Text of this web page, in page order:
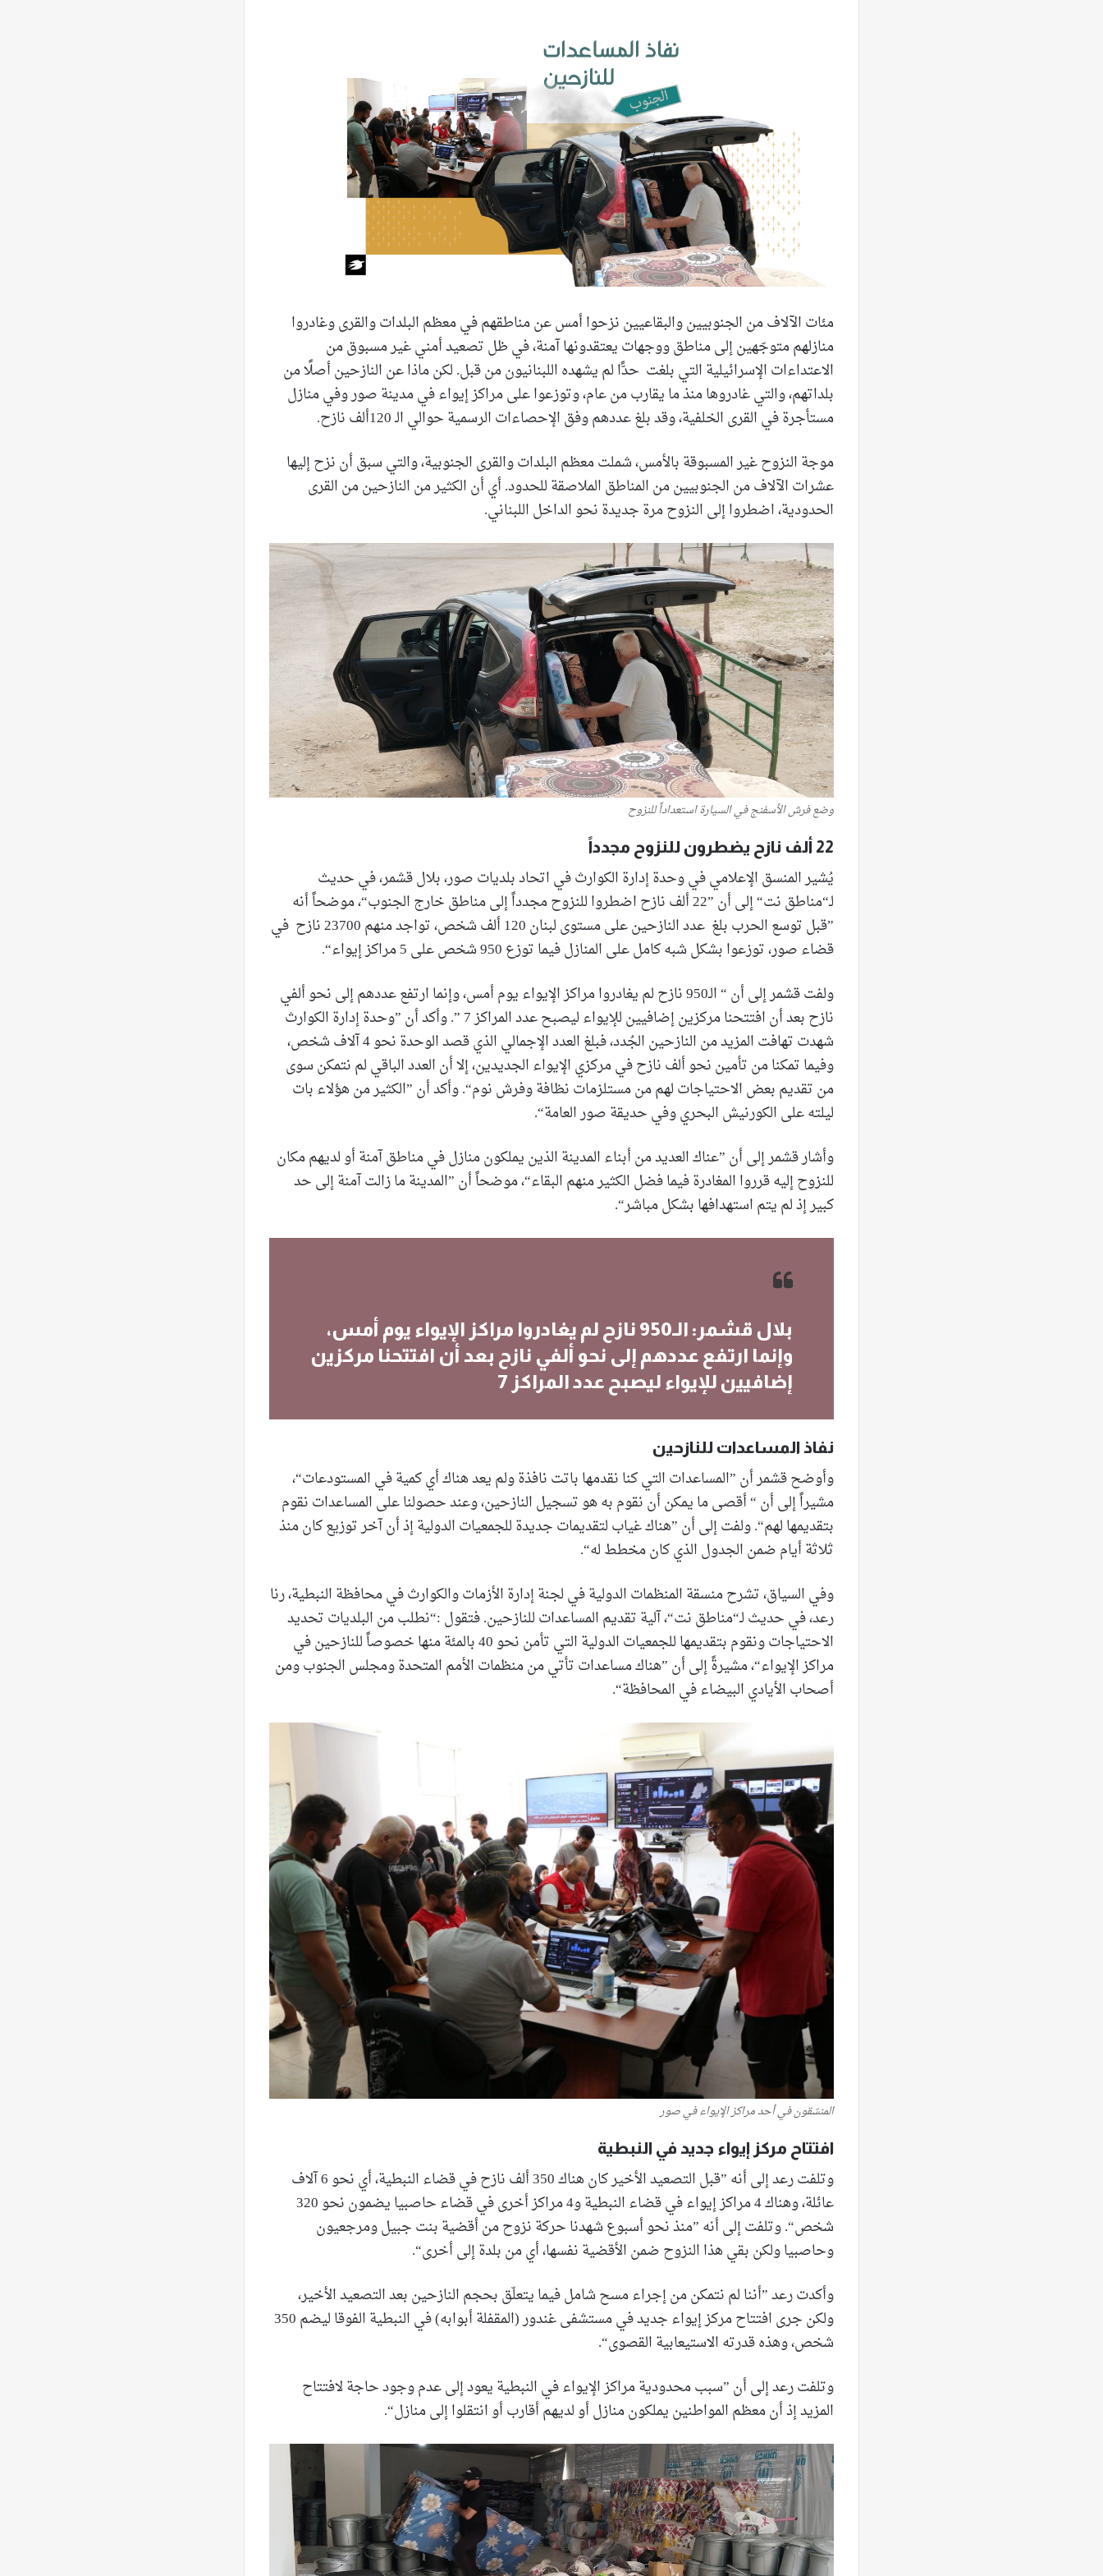
مئات الآلاف من الجنوبيين والبقاعيين نزحوا أمس عن مناطقهم في معظم البلدات والقرى وغادروا
منازلهم متوجّهين إلى مناطق ووجهات يعتقدونها آمنة، في ظل تصعيد أمني غير مسبوق من
الاعتداءات الإسرائيلية التي بلغت حدًّا لم يشهده اللبنانيون من قبل. لكن ماذا عن النازحين أصلًا من
بلداتهم، والتي غادروها منذ ما يقارب من عام، وتوزعوا على مراكز إيواء في مدينة صور وفي منازل
مستأجرة في القرى الخلفية، وقد بلغ عددهم وفق الإحصاءات الرسمية حوالي الـ 120ألف نازح.
موجة النزوح غير المسبوقة بالأمس، شملت معظم البلدات والقرى الجنوبية، والتي سبق أن نزح إليها
عشرات الآلاف من الجنوبيين من المناطق الملاصقة للحدود. أي أن الكثير من النازحين من القرى
الحدودية، اضطروا إلى النزوح مرة جديدة نحو الداخل اللبناني.
وضع فرش الأسفنج في السيارة استعداداً للنزوح
22 ألف نازح يضطرون للنزوح مجدداً
يُشير المنسق الإعلامي في وحدة إدارة الكوارث في اتحاد بلديات صور، بلال قشمر، في حديث
لـ“مناطق نت“ إلى أن ”22 ألف نازح اضطروا للنزوح مجدداً إلى مناطق خارج الجنوب“، موضحاً أنه
”قبل توسع الحرب بلغ عدد النازحين على مستوى لبنان 120 ألف شخص، تواجد منهم 23700 نازح في
قضاء صور، توزعوا بشكل شبه كامل على المنازل فيما توزع 950 شخص على 5 مراكز إيواء“.
ولفت قشمر إلى أن “ الـ950 نازح لم يغادروا مراكز الإيواء يوم أمس، وإنما ارتفع عددهم إلى نحو ألفي
نازح بعد أن افتتحنا مركزين إضافيين للإيواء ليصبح عدد المراكز 7 ”. وأكد أن ”وحدة إدارة الكوارث
شهدت تهافت المزيد من النازحين الجُدد، فبلغ العدد الإجمالي الذي قصد الوحدة نحو 4 آلاف شخص،
وفيما تمكنا من تأمين نحو ألف نازح في مركزي الإيواء الجديدين، إلا أن العدد الباقي لم نتمكن سوى
من تقديم بعض الاحتياجات لهم من مستلزمات نظافة وفرش نوم“. وأكد أن ”الكثير من هؤلاء بات
ليلته على الكورنيش البحري وفي حديقة صور العامة“.
وأشار قشمر إلى أن ”عناك العديد من أبناء المدينة الذين يملكون منازل في مناطق آمنة أو لديهم مكان
للنزوح إليه قرروا المغادرة فيما فضل الكثير منهم البقاء“، موضحاً أن ”المدينة ما زالت آمنة إلى حد
كبير إذ لم يتم استهدافها بشكل مباشر“.
بلال قشمر: الـ950 نازح لم يغادروا مراكز الإيواء يوم أمس،
وإنما ارتفع عددهم إلى نحو ألفي نازح بعد أن افتتحنا مركزين
إضافيين للإيواء ليصبح عدد المراكز 7
نفاذ المساعدات للنازحين
وأوضح قشمر أن ”المساعدات التي كنا نقدمها باتت نافذة ولم يعد هناك أي كمية في المستودعات“،
مشيراً إلى أن “ أقصى ما يمكن أن نقوم به هو تسجيل النازحين، وعند حصولنا على المساعدات نقوم
بتقديمها لهم“. ولفت إلى أن ”هناك غياب لتقديمات جديدة للجمعيات الدولية إذ أن آخر توزيع كان منذ
ثلاثة أيام ضمن الجدول الذي كان مخطط له“.
وفي السياق، تشرح منسقة المنظمات الدولية في لجنة إدارة الأزمات والكوارث في محافظة النبطية، رنا
رعد، في حديث لـ“مناطق نت“، آلية تقديم المساعدات للنازحين. فتقول :“نطلب من البلديات تحديد
الاحتياجات ونقوم بتقديمها للجمعيات الدولية التي تأمن نحو 40 بالمئة منها خصوصاً للنازحين في
مراكز الإيواء“، مشيرةً إلى أن ”هناك مساعدات تأتي من منظمات الأمم المتحدة ومجلس الجنوب ومن
أصحاب الأيادي البيضاء في المحافظة“.
المنسّقون في أحد مراكز الإيواء في صور
افتتاح مركز إيواء جديد في النبطية
وتلفت رعد إلى أنه ”قبل التصعيد الأخير كان هناك 350 ألف نازح في قضاء النبطية، أي نحو 6 آلاف
عائلة، وهناك 4 مراكز إيواء في قضاء النبطية و4 مراكز أخرى في قضاء حاصبيا يضمون نحو 320
شخص“. وتلفت إلى أنه ”منذ نحو أسبوع شهدنا حركة نزوح من أقضية بنت جبيل ومرجعيون
وحاصبيا ولكن بقي هذا النزوح ضمن الأقضية نفسها، أي من بلدة إلى أخرى“.
وأكدت رعد ”أننا لم نتمكن من إجراء مسح شامل فيما يتعلّق بحجم النازحين بعد التصعيد الأخير،
ولكن جرى افتتاح مركز إيواء جديد في مستشفى غندور (المقفلة أبوابه) في النبطية الفوقا ليضم 350
شخص، وهذه قدرته الاستيعابية القصوى“.
وتلفت رعد إلى أن ”سبب محدودية مراكز الإيواء في النبطية يعود إلى عدم وجود حاجة لافتتاح
المزيد إذ أن معظم المواطنين يملكون منازل أو لديهم أقارب أو انتقلوا إلى منازل“.